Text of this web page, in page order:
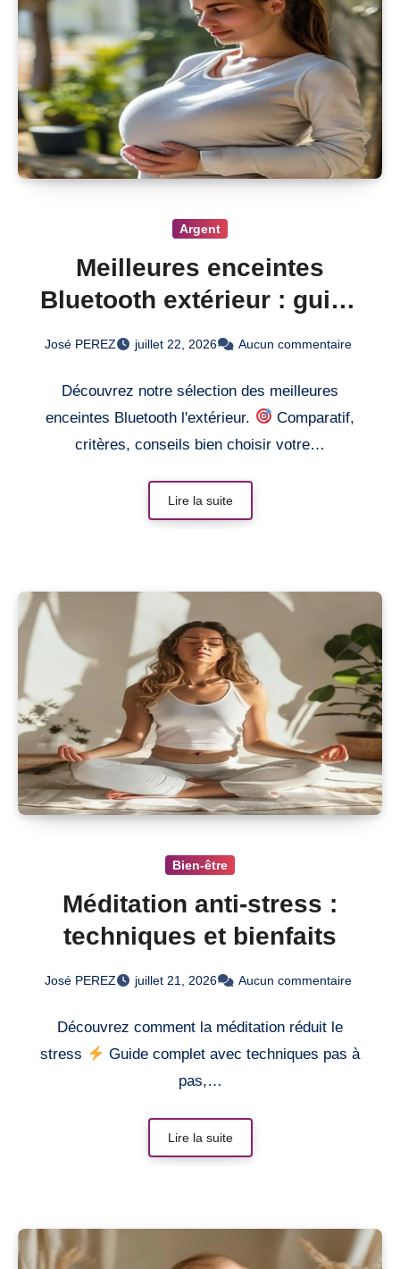
Argent
Meilleures enceintes
Bluetooth extérieur : guide
complet
José PEREZ juillet 22, 2026 Aucun commentaire
Découvrez notre sélection des meilleures
enceintes Bluetooth l'extérieur.
Comparatif,
critères, conseils bien choisir votre…
Lire la suite
Bien-être
Méditation anti-stress :
techniques et bienfaits
José PEREZ juillet 21, 2026 Aucun commentaire
Découvrez comment la méditation réduit le
stress
Guide complet avec techniques pas à
pas,…
Lire la suite